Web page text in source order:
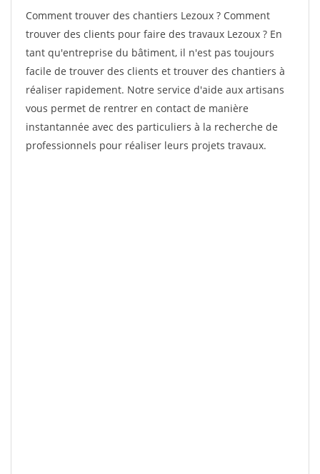
Comment trouver des chantiers Lezoux ? Comment
trouver des clients pour faire des travaux Lezoux ? En
tant qu'entreprise du bâtiment, il n'est pas toujours
facile de trouver des clients et trouver des chantiers à
réaliser rapidement. Notre service d'aide aux artisans
vous permet de rentrer en contact de manière
instantannée avec des particuliers à la recherche de
professionnels pour réaliser leurs projets travaux.